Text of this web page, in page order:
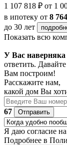
1 107 818 ₽ от 1
в ипотеку от 8
до 30 лет
Показать всю
У Вас наверняка
ответить.
Вам построим!
Расскажите нам,
какой дом Вы
67
Отправить
Я даю согласие
Подробнее в